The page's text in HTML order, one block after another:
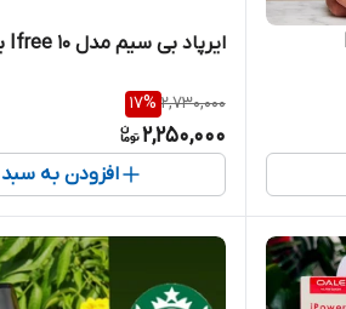
ایرپاد بی سیم مدل Ifree 10 برند OALE
2,730,000
17%
2,250,000
افزودن به سبد